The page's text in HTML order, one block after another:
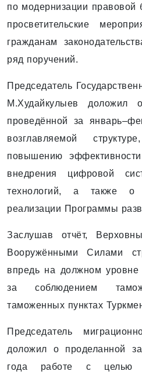
по модернизации правовой
просветительские
гражданам
ряд поручений.
Председатель
М.Худайкулыев доложил
проведённой за
возглавляемой
повышению
внедрения цифровой
технологий, а также
реализации Программы
Заслушав отчёт,
Вооружёнными Силами
впредь на должном уровне
за соблюдением
таможенных пунктах
Председатель
доложил о проделанной
года работе с целью